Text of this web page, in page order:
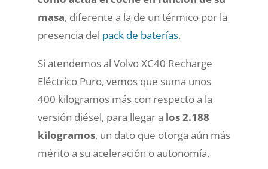
masa, diferente a la de un térmico por la
presencia del pack de baterías.
Si atendemos al Volvo XC40 Recharge
Eléctrico Puro, vemos que suma unos
400 kilogramos más con respecto a la
versión diésel, para llegar a los 2.188
kilogramos, un dato que otorga aún más
mérito a su aceleración o autonomía.